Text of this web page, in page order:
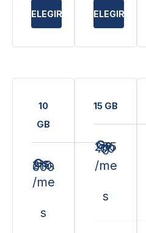
ELEGIR ELEGIR
10
GB
Gs.
210.
000
/me
s
15 GB
Gs.
255
.00
0
/me
s